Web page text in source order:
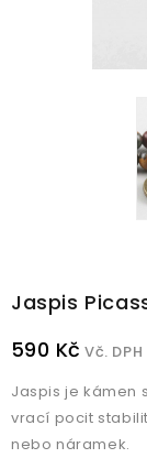
Jaspis
590 Kč Vč. DPH
Jaspis je kámen
vrací pocit
nebo náramek.